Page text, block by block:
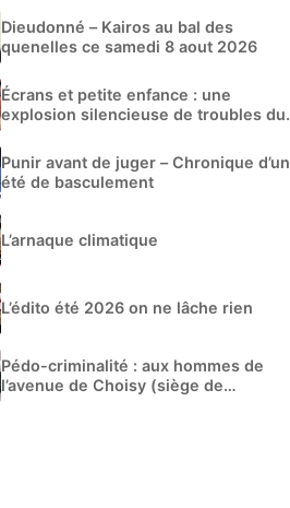
Dieudonné – Kairos au bal des
quenelles ce samedi 8 aout 2026
Écrans et petite enfance : une
explosion silencieuse de troubles du
Punir avant de juger – Chronique d’un
été de basculement
L’arnaque climatique
L’édito été 2026 on ne lâche rien
Pédo-criminalité : aux hommes de
l’avenue de Choisy (siège de